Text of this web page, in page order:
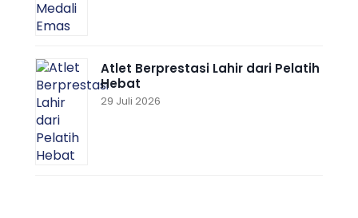
Atlet Berprestasi Lahir dari Pelatih
Hebat
29 Juli 2026